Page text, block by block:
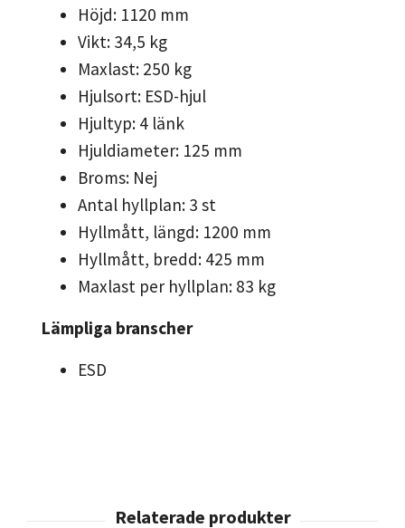
Höjd: 1120 mm
Vikt: 34,5 kg
Maxlast: 250 kg
Hjulsort: ESD-hjul
Hjultyp: 4 länk
Hjuldiameter: 125 mm
Broms: Nej
Antal hyllplan: 3 st
Hyllmått, längd: 1200 mm
Hyllmått, bredd: 425 mm
Maxlast per hyllplan: 83 kg
Lämpliga branscher
ESD